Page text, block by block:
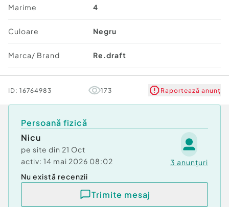
Marime 4
Culoare Negru
Marca/ Brand Re.draft
ID: 16764983 173 Raportează anunț
Persoană fizică
Nicu
pe site din 21 Oct
activ: 14 mai 2026 08:02 3 anunțuri
Nu există recenzii
Trimite mesaj